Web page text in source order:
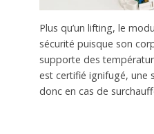
Plus qu’un lifting, le
sécurité puisque son
supporte des
est certifié ignifugé, une
donc en cas de